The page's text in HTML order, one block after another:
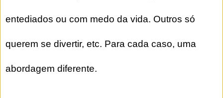
entediados ou com medo da vida. Outros só
querem se divertir, etc. Para cada caso, uma
abordagem diferente.